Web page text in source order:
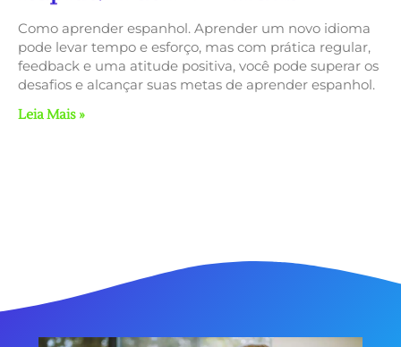
Como aprender espanhol. Aprender um novo idioma
pode levar tempo e esforço, mas com prática regular,
feedback e uma atitude positiva, você pode superar os
desafios e alcançar suas metas de aprender espanhol.
Leia Mais »